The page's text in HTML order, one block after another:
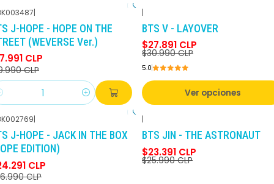
DCTO
|
J-HOPE - HOPE ON THE
(WEVERSE Ver.)
CLP
CLP
|
BTS V - LAYOVER
$27.891 CLP
$30.990 CLP
5.0
Ver opciones
DCTO
|
J-HOPE - JACK IN THE BOX
EDITION)
CLP
CLP
|
BTS JIN - THE ASTRONAUT
$23.391 CLP
$25.990 CLP